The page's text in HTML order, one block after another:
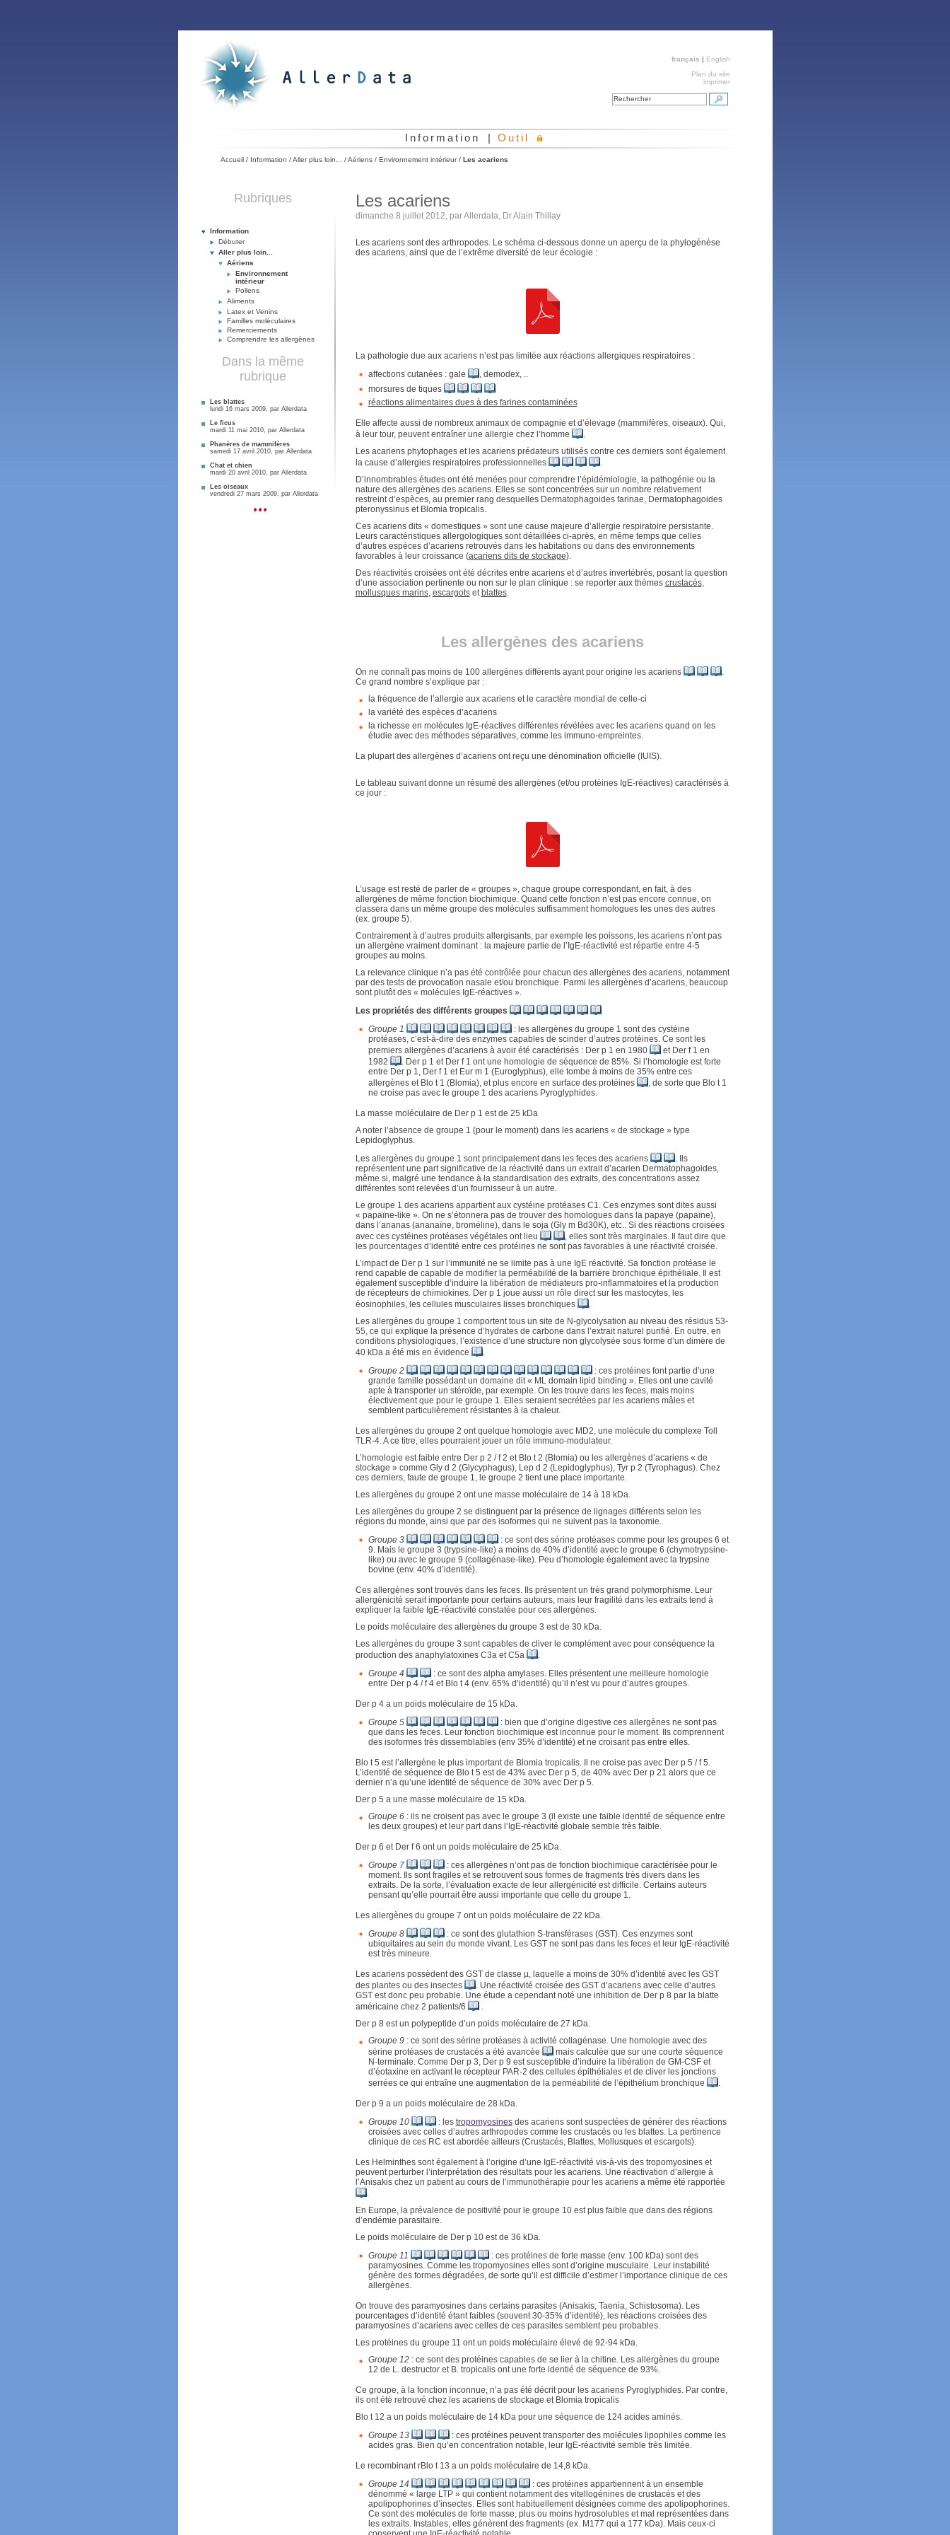
français | English
Plan du site
imprimer
Rechercher
Information | Outil
Accueil/ Information /Aller plus loin... /Aériens/ Environnement intérieur/ Les acariens
Les acariens
dimanche 8 juillet 2012, parAllerdata, Dr Alain Thillay
Les acariens sont des arthropodes. Le schéma ci-dessous donne un aperçu de la phylogénèse
des acariens, ainsi que de l’extrême diversité de leur écologie :
La pathologie due aux acariens n’est pas limitée aux réactions allergiques respiratoires :
affections cutanées : gale
, demodex, ..
morsures de tiques
réactions alimentaires dues à des farines contaminées
Elle affecte aussi de nombreux animaux de compagnie et d’élevage (mammifères, oiseaux). Qui,
à leur tour, peuvent entraîner une allergie chez l’homme
.
Les acariens phytophages et les acariens prédateurs utilisés contre ces derniers sont également
la cause d’allergies respiratoires professionnelles
.
D’innombrables études ont été menées pour comprendre l’épidémiologie, la pathogénie ou la
nature des allergènes des acariens. Elles se sont concentrées sur un nombre relativement
restreint d’espèces, au premier rang desquelles Dermatophagoides farinae, Dermatophagoides
pteronyssinus et Blomia tropicalis.
Ces acariens dits « domestiques » sont une cause majeure d’allergie respiratoire persistante.
Leurs caractéristiques allergologiques sont détaillées ci-après, en même temps que celles
d’autres espèces d’acariens retrouvés dans les habitations ou dans des environnements
favorables à leur croissance (acariens dits de stockage).
Des réactivités croisées ont été décrites entre acariens et d’autres invertébrés, posant la question
d’une association pertinente ou non sur le plan clinique : se reporter aux thèmes crustacés,
mollusques marins, escargotset blattes.
Les allergènes des acariens
On ne connaît pas moins de 100 allergènes différents ayant pour origine les acariens
.
Ce grand nombre s’explique par :
la fréquence de l’allergie aux acariens et le caractère mondial de celle-ci
la variété des espèces d’acariens
la richesse en molécules IgE-réactives différentes révélées avec les acariens quand on les
étudie avec des méthodes séparatives, comme les immuno-empreintes.
La plupart des allergènes d’acariens ont reçu une dénomination officielle (IUIS).
Le tableau suivant donne un résumé des allergènes (et/ou protéines IgE-réactives) caractérisés à
ce jour :
L’usage est resté de parler de « groupes », chaque groupe correspondant, en fait, à des
allergènes de même fonction biochimique. Quand cette fonction n’est pas encore connue, on
classera dans un même groupe des molécules suffisamment homologues les unes des autres
(ex. groupe 5).
Contrairement à d’autres produits allergisants, par exemple les poissons, les acariens n’ont pas
un allergène vraiment dominant : la majeure partie de l’IgE-réactivité est répartie entre 4-5
groupes au moins.
La relevance clinique n’a pas été contrôlée pour chacun des allergènes des acariens, notamment
par des tests de provocation nasale et/ou bronchique. Parmi les allergènes d’acariens, beaucoup
sont plutôt des « molécules IgE-réactives ».
Les propriétés des différents groupes
Groupe 1
: les allergènes du groupe 1 sont des cystéine
protéases, c’est-à-dire des enzymes capables de scinder d’autres protéines. Ce sont les
premiers allergènes d’acariens à avoir été caractérisés : Der p 1 en 1980
et Der f 1 en
1982
. Der p 1 et Der f 1 ont une homologie de séquence de 85%. Si l’homologie est forte
entre Der p 1, Der f 1 et Eur m 1 (Euroglyphus), elle tombe à moins de 35% entre ces
allergènes et Blo t 1 (Blomia), et plus encore en surface des protéines
, de sorte que Blo t 1
ne croise pas avec le groupe 1 des acariens Pyroglyphides.
La masse moléculaire de Der p 1 est de 25 kDa
A noter l’absence de groupe 1 (pour le moment) dans les acariens « de stockage » type
Lepidoglyphus.
Les allergènes du groupe 1 sont principalement dans les feces des acariens
. Ils
représentent une part significative de la réactivité dans un extrait d’acarien Dermatophagoides,
même si, malgré une tendance à la standardisation des extraits, des concentrations assez
différentes sont relevées d’un fournisseur à un autre.
Le groupe 1 des acariens appartient aux cystéine protéases C1. Ces enzymes sont dites aussi
« papaïne-like ». On ne s’étonnera pas de trouver des homologues dans la papaye (papaïne),
dans l’ananas (ananaïne, broméline), dans le soja (Gly m Bd30K), etc.. Si des réactions croisées
avec ces cystéines protéases végétales ont lieu
, elles sont très marginales. Il faut dire que
les pourcentages d’identité entre ces protéines ne sont pas favorables à une réactivité croisée.
L’impact de Der p 1 sur l’immunité ne se limite pas à une IgE réactivité. Sa fonction protéase le
rend capable de capable de modifier la perméabilité de la barrière bronchique épithéliale. Il est
également susceptible d’induire la libération de médiateurs pro-inflammatoires et la production
de récepteurs de chimiokines. Der p 1 joue aussi un rôle direct sur les mastocytes, les
éosinophiles, les cellules musculaires lisses bronchiques
.
Les allergènes du groupe 1 comportent tous un site de N-glycolysation au niveau des résidus 53-
55, ce qui explique la présence d’hydrates de carbone dans l’extrait naturel purifié. En outre, en
conditions physiologiques, l’existence d’une structure non glycolysée sous forme d’un dimère de
40 kDa a été mis en évidence
.
Groupe 2
: ces protéines font partie d’une
grande famille possédant un domaine dit « ML domain lipid binding ». Elles ont une cavité
apte à transporter un stéroïde, par exemple. On les trouve dans les feces, mais moins
électivement que pour le groupe 1. Elles seraient secrétées par les acariens mâles et
semblent particulièrement résistantes à la chaleur.
Les allergènes du groupe 2 ont quelque homologie avec MD2, une molécule du complexe Toll
TLR-4. A ce titre, elles pourraient jouer un rôle immuno-modulateur.
L’homologie est faible entre Der p 2 / f 2 et Blo t 2 (Blomia) ou les allergènes d’acariens « de
stockage » comme Gly d 2 (Glycyphagus), Lep d 2 (Lepidoglyphus), Tyr p 2 (Tyrophagus). Chez
ces derniers, faute de groupe 1, le groupe 2 tient une place importante.
Les allergènes du groupe 2 ont une masse moléculaire de 14 à 18 kDa.
Les allergènes du groupe 2 se distinguent par la présence de lignages différents selon les
régions du monde, ainsi que par des isoformes qui ne suivent pas la taxonomie.
Groupe 3
: ce sont des sérine protéases comme pour les groupes 6 et
9. Mais le groupe 3 (trypsine-like) a moins de 40% d’identité avec le groupe 6 (chymotrypsine-
like) ou avec le groupe 9 (collagénase-like). Peu d’homologie également avec la trypsine
bovine (env. 40% d’identité).
Ces allergènes sont trouvés dans les feces. Ils présentent un très grand polymorphisme. Leur
allergénicité serait importante pour certains auteurs, mais leur fragilité dans les extraits tend à
expliquer la faible IgE-réactivité constatée pour ces allergènes.
Le poids moléculaire des allergènes du groupe 3 est de 30 kDa.
Les allergènes du groupe 3 sont capables de cliver le complément avec pour conséquence la
production des anaphylatoxines C3a et C5a
.
Groupe 4
: ce sont des alpha amylases. Elles présentent une meilleure homologie
entre Der p 4 / f 4 et Blo t 4 (env. 65% d’identité) qu’il n’est vu pour d’autres groupes.
Der p 4 a un poids moléculaire de 15 kDa.
Groupe 5
: bien que d’origine digestive ces allergènes ne sont pas
que dans les feces. Leur fonction biochimique est inconnue pour le moment. Ils comprennent
des isoformes très dissemblables (env 35% d’identité) et ne croisant pas entre elles.
Blo t 5 est l’allergène le plus important de Blomia tropicalis. Il ne croise pas avec Der p 5 / f 5.
L’identité de séquence de Blo t 5 est de 43% avec Der p 5, de 40% avec Der p 21 alors que ce
dernier n’a qu’une identité de séquence de 30% avec Der p 5.
Der p 5 a une masse moléculaire de 15 kDa.
Groupe 6: ils ne croisent pas avec le groupe 3 (il existe une faible identité de séquence entre
les deux groupes) et leur part dans l’IgE-réactivité globale semble très faible.
Der p 6 et Der f 6 ont un poids moléculaire de 25 kDa.
Groupe 7
: ces allergènes n’ont pas de fonction biochimique caractérisée pour le
moment. Ils sont fragiles et se retrouvent sous formes de fragments très divers dans les
extraits. De la sorte, l’évaluation exacte de leur allergénicité est difficile. Certains auteurs
pensant qu’elle pourrait être aussi importante que celle du groupe 1.
Les allergènes du groupe 7 ont un poids moléculaire de 22 kDa.
Groupe 8
: ce sont des glutathion S-transférases (GST). Ces enzymes sont
ubiquitaires au sein du monde vivant. Les GST ne sont pas dans les feces et leur IgE-réactivité
est très mineure.
Les acariens possèdent des GST de classe µ, laquelle a moins de 30% d’identité avec les GST
des plantes ou des insectes
. Une réactivité croisée des GST d’acariens avec celle d’autres
GST est donc peu probable. Une étude a cependant noté une inhibition de Der p 8 par la blatte
américaine chez 2 patients/6
.
Der p 8 est un polypeptide d’un poids moléculaire de 27 kDa.
Groupe 9: ce sont des sérine protéases à activité collagénase. Une homologie avec des
sérine protéases de crustacés a été avancée
mais calculée que sur une courte séquence
N-terminale. Comme Der p 3, Der p 9 est susceptible d’induire la libération de GM-CSF et
d’éotaxine en activant le récepteur PAR-2 des cellules épithéliales et de cliver les jonctions
serrées ce qui entraîne une augmentation de la perméabilité de l’épithélium bronchique
.
Der p 9 a un poids moléculaire de 28 kDa.
Groupe 10
: les tropomyosinesdes acariens sont suspectées de générer des réactions
croisées avec celles d’autres arthropodes comme les crustacés ou les blattes. La pertinence
clinique de ces RC est abordée ailleurs (Crustacés, Blattes, Mollusques et escargots).
Les Helminthes sont également à l’origine d’une IgE-réactivité vis-à-vis des tropomyosines et
peuvent perturber l’interprétation des résultats pour les acariens. Une réactivation d’allergie à
l’Anisakis chez un patient au cours de l’immunothérapie pour les acariens a même été rapportée
.
En Europe, la prévalence de positivité pour le groupe 10 est plus faible que dans des régions
d’endémie parasitaire.
Le poids moléculaire de Der p 10 est de 36 kDa.
Groupe 11
: ces protéines de forte masse (env. 100 kDa) sont des
paramyosines. Comme les tropomyosines elles sont d’origine musculaire. Leur instabilité
génère des formes dégradées, de sorte qu’il est difficile d’estimer l’importance clinique de ces
allergènes.
On trouve des paramyosines dans certains parasites (Anisakis, Taenia, Schistosoma). Les
pourcentages d’identité étant faibles (souvent 30-35% d’identité), les réactions croisées des
paramyosines d’acariens avec celles de ces parasites semblent peu probables.
Les protéines du groupe 11 ont un poids moléculaire élevé de 92-94 kDa.
Groupe 12: ce sont des protéines capables de se lier à la chitine. Les allergènes du groupe
12 de L. destructor et B. tropicalis ont une forte identié de séquence de 93%.
Ce groupe, à la fonction inconnue, n’a pas été décrit pour les acariens Pyroglyphides. Par contre,
ils ont été retrouvé chez les acariens de stockage et Blomia tropicalis
Blo t 12 a un poids moléculaire de 14 kDa pour une séquence de 124 acides aminés.
Groupe 13
: ces protéines peuvent transporter des molécules lipophiles comme les
acides gras. Bien qu’en concentration notable, leur IgE-réactivité semble très limitée.
Le recombinant rBlo t 13 a un poids moléculaire de 14,8 kDa.
Groupe 14
: ces protéines appartiennent à un ensemble
dénommé « large LTP » qui contient notamment des vitellogénines de crustacés et des
apolipophorines d’insectes. Elles sont habituellement désignées comme des apolipophorines.
Ce sont des molécules de forte masse, plus ou moins hydrosolubles et mal représentées dans
les extraits. Instables, elles génèrent des fragments (ex. M177 qui a 177 kDa). Mais ceux-ci
Rubriques
Information
Débuter
Aller plus loin...
Aériens
Environnement
intérieur
Pollens
Aliments
Latex et Venins
Familles moléculaires
Remerciements
Comprendre les allergènes
Dans la même
rubrique
Les blattes
lundi 16 mars 2009, par Allerdata
Le ficus
mardi 11 mai 2010, par Allerdata
Phanères de mammifères
samedi 17 avril 2010, par Allerdata
Chat et chien
mardi 20 avril 2010, par Allerdata
Les oiseaux
vendredi 27 mars 2009, par Allerdata